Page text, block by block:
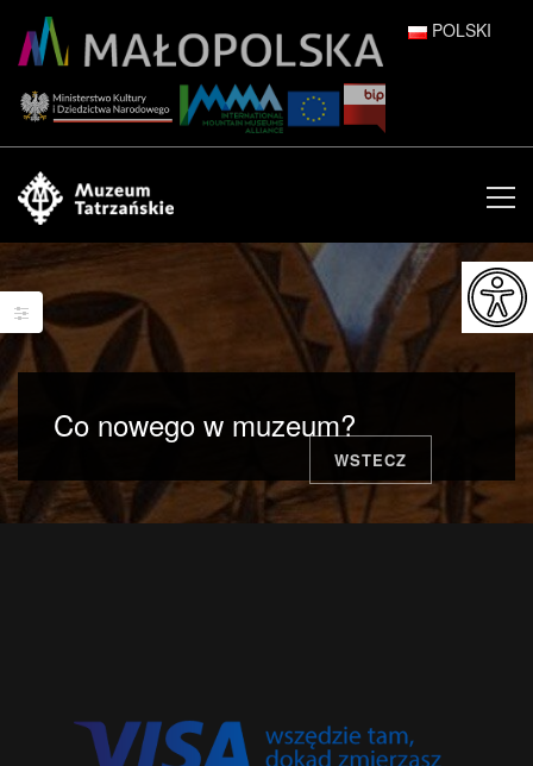
POLSKI
ENGLISH
ESPAÑOL
FRANÇAIS
ITALIANO
日本語
Co nowego w muzeum?
WSTECZ